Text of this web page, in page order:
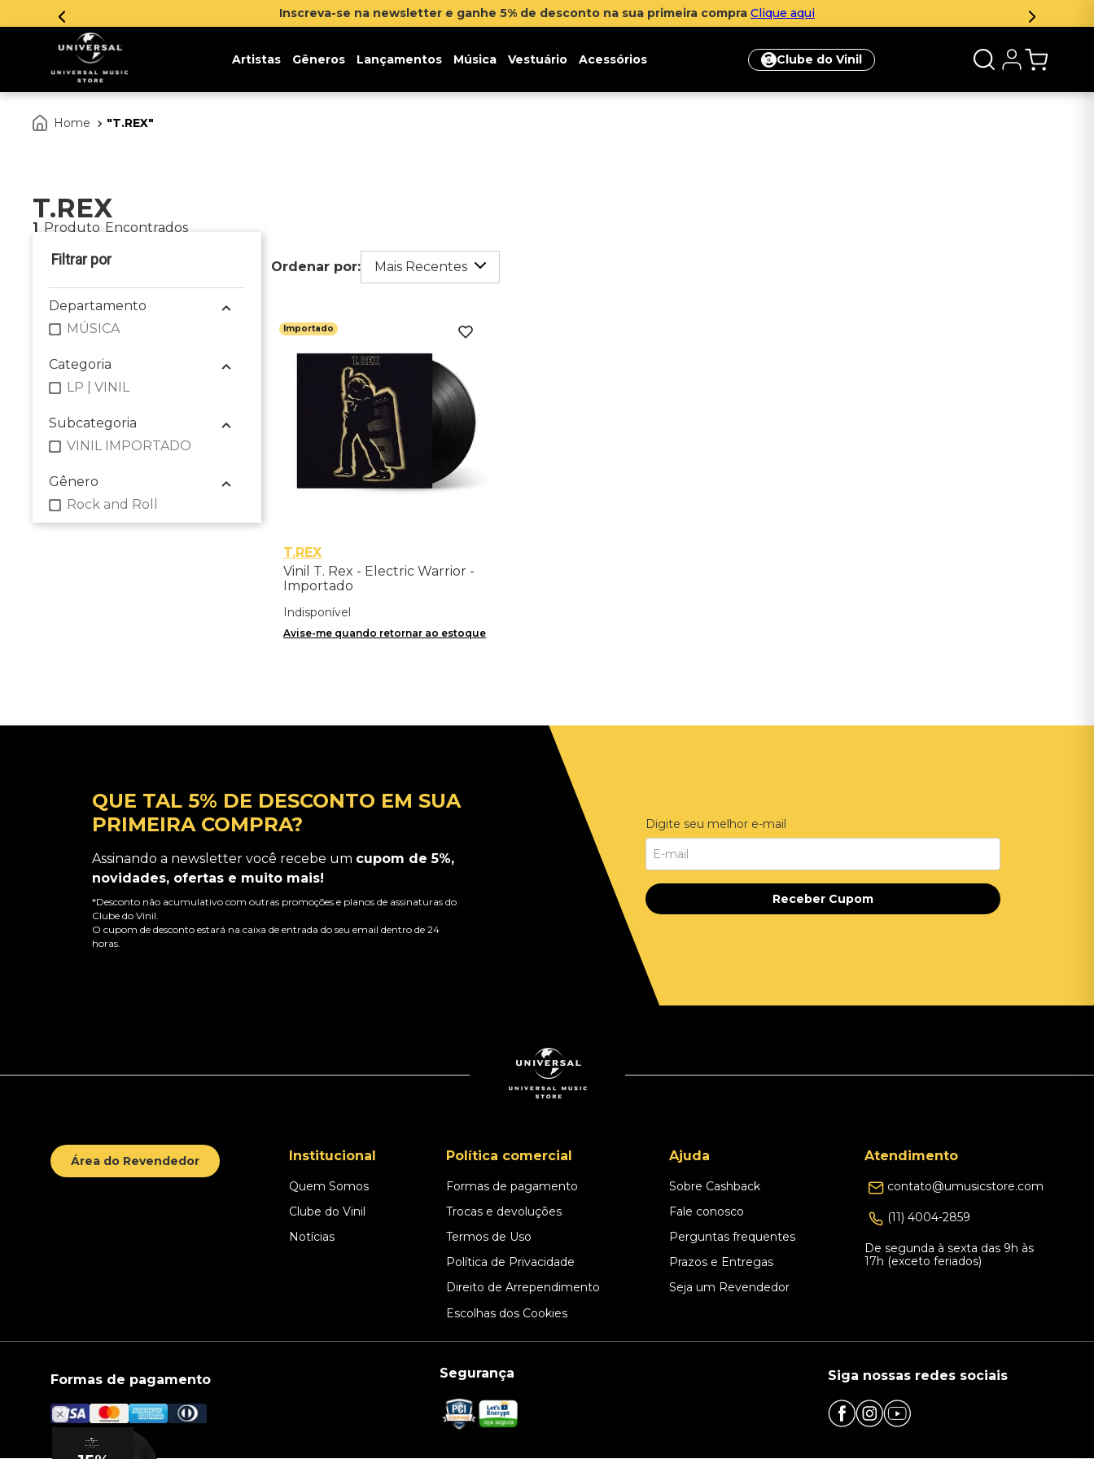
Inscreva-se na newsletter e ganhe 5% de desconto na sua primeira compra Clique aqui
Artistas Gêneros Lançamentos Música Vestuário Acessórios Clube do Vinil
T.REX
T.REX
1 Produto
Departamento
MÚSICA
Categoria
LP | VINIL
Subcategoria
VINIL IMPORTADO
Gênero
Rock and Roll
Mais Recentes
Importado
T.REX
Vinil T. Rex - Electric Warrior -
Importado
Indisponível
Avise-me quando retornar ao estoque
QUE TAL 5% DE DESCONTO EM SUA
PRIMEIRA COMPRA?
Assinando a newsletter você recebe um cupom de 5%,
novidades, ofertas e muito mais!
*Desconto não acumulativo com outras promoções e planos de assinaturas do
Clube do Vinil.
O cupom de desconto estará na caixa de entrada do seu email dentro de 24
horas.
Digite seu melhor e-mail
Receber Cupom
Área do Revendedor Institucional
Quem Somos
Clube do Vinil
Notícias
Política comercial
Formas de pagamento
Trocas e devoluções
Termos de Uso
Política de Privacidade
Direito de Arrependimento
Escolhas dos Cookies
Ajuda
Sobre Cashback
Fale conosco
Perguntas frequentes
Prazos e Entregas
Seja um Revendedor
Atendimento
contato@umusicstore.com
(11) 4004-2859
De segunda à sexta das 9h às
17h (exceto feriados)
Formas de pagamento Segurança Siga nossas redes sociais